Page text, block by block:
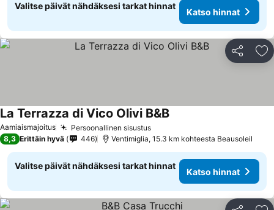
Valitse päivät nähdäksesi tarkat hinnat
Katso hinnat
Jaa
Aamiaismajoitus Persoonallinen sisustus
La Terrazza di Vico Olivi B&B
8,3 Erittäin hyvä 446 Ventimiglia, 15.3 km kohteesta Beausoleil
Valitse päivät nähdäksesi tarkat hinnat
Katso hinnat